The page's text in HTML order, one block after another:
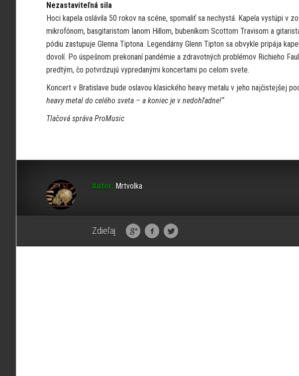
Nezastaviteľná sila
Hoci kapela oslávila 50 rokov na scéne, spomaliť sa nechystá. Kapela vystúpi v
mikrofónom, basgitaristom Ianom Hillom, bubeníkom Scottom Travisom a
pódiu zastupuje Glenna Tiptona. Legendárny Glenn Tipton sa obvykle pripája
dovolí. Po úspešnom prekonaní pandémie a zdravotných problémov Richieho
predtým, čo potvrdzujú vypredanými koncertami po celom svete.
Koncert v Bratislave bude oslavou klasického heavy metalu v jeho najčistejšej
heavy metal do celého sveta – a koniec je v nedohľadne!“
Tlačová správa ProMusic
Autor: Mrtvolka
Zdieľaj